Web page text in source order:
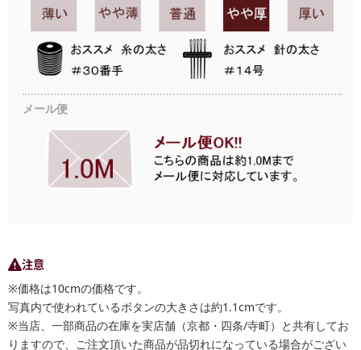
メール便
注意
※価格は10cmの価格です。
写真内で使われているボタンの大きさは約1.1cmです。
※当店、一部商品の在庫を実店舗（京都・四条/寺町）と共有してお
りますので、ご注文頂いた商品が品切れになっている場合がござい